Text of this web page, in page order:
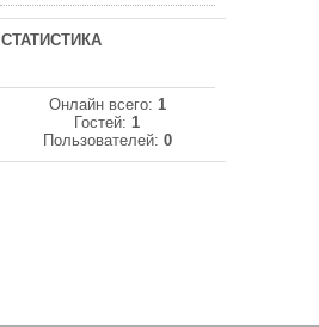
СТАТИСТИКА
Онлайн всего: 1
Гостей:1
Пользователей: 0